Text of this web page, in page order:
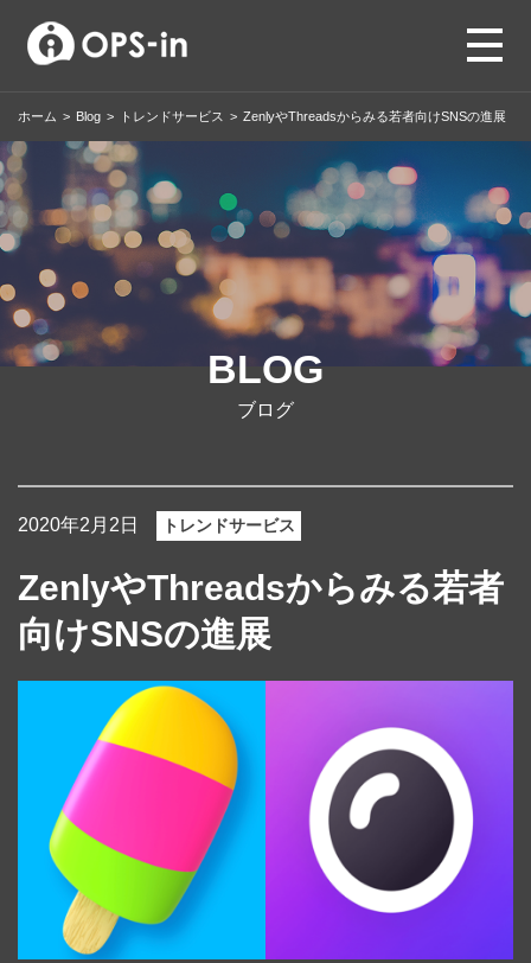
ホーム > Blog > トレンドサービス > ZenlyやThreadsからみる若者向けSNSの進展
BLOG
ブログ
2020年2月2日 トレンドサービス
ZenlyやThreadsからみる若者
向けSNSの進展